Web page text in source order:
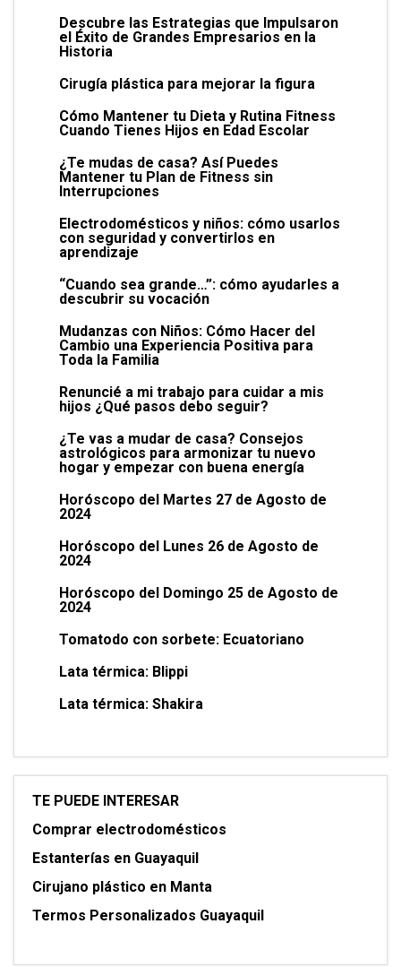
Descubre las Estrategias que Impulsaron
el Éxito de Grandes Empresarios en la
Historia
Cirugía plástica para mejorar la figura
Cómo Mantener tu Dieta y Rutina Fitness
Cuando Tienes Hijos en Edad Escolar
¿Te mudas de casa? Así Puedes
Mantener tu Plan de Fitness sin
Interrupciones
Electrodomésticos y niños: cómo usarlos
con seguridad y convertirlos en
aprendizaje
“Cuando sea grande…”: cómo ayudarles a
descubrir su vocación
Mudanzas con Niños: Cómo Hacer del
Cambio una Experiencia Positiva para
Toda la Familia
Renuncié a mi trabajo para cuidar a mis
hijos ¿Qué pasos debo seguir?
¿Te vas a mudar de casa? Consejos
astrológicos para armonizar tu nuevo
hogar y empezar con buena energía
Horóscopo del Martes 27 de Agosto de
2024
Horóscopo del Lunes 26 de Agosto de
2024
Horóscopo del Domingo 25 de Agosto de
2024
Tomatodo con sorbete: Ecuatoriano
Lata térmica: Blippi
Lata térmica: Shakira
TE PUEDE INTERESAR
Comprar electrodomésticos
Estanterías en Guayaquil
Cirujano plástico en Manta
Termos Personalizados Guayaquil